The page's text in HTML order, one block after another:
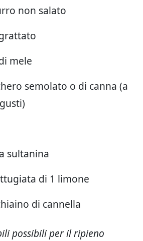
non salato
mele
semolato o di canna (a
sultanina
di 1 limone
di cannella
possibili per il ripieno